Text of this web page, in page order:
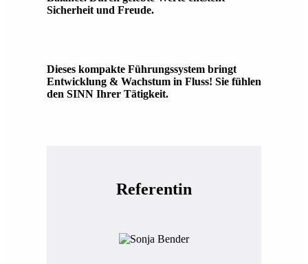
Sicherheit und Freude.
Dieses kompakte Führungssystem bringt
Entwicklung & Wachstum in Fluss! Sie fühlen
den SINN Ihrer Tätigkeit.
Referentin